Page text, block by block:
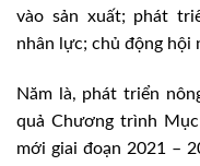
vào sản xuất; phát
nhân lực; chủ động hội
Năm là, phát triển
quả Chương trình
mới giai đoạn 2021 –